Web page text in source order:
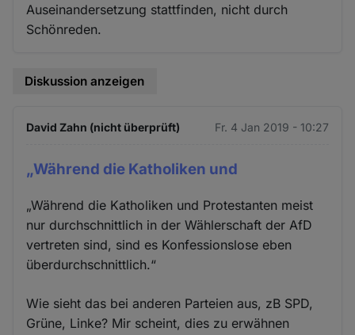
Auseinandersetzung stattfinden, nicht durch
Schönreden.
Diskussion anzeigen
David Zahn (nicht überprüft) Fr. 4 Jan 2019 - 10:27
„Während die Katholiken und
„Während die Katholiken und Protestanten meist
nur durchschnittlich in der Wählerschaft der AfD
vertreten sind, sind es Konfessionslose eben
überdurchschnittlich.“
Wie sieht das bei anderen Parteien aus, zB SPD,
Grüne, Linke? Mir scheint, dies zu erwähnen